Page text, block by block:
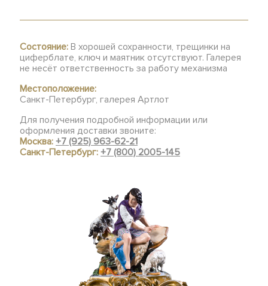
Состояние: В хорошей сохранности, трещинки на
циферблате, ключ и маятник отсутствуют. Галерея
не несёт ответственность за работу механизма
Местоположение:
Санкт-Петербург, галерея Артлот
Для получения подробной информации или
оформления доставки звоните:
Москва:+7 (925) 963-62-21
Санкт-Петербург:+7 (800) 2005-145